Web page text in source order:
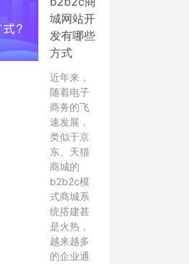
城网站开
发有哪些
方式
近年来，
随着电子
商务的飞
速发展，
类似于京
东、天猫
商城的
b2b2c模
式商城系
统搭建甚
是火热，
越来越多
的企业通